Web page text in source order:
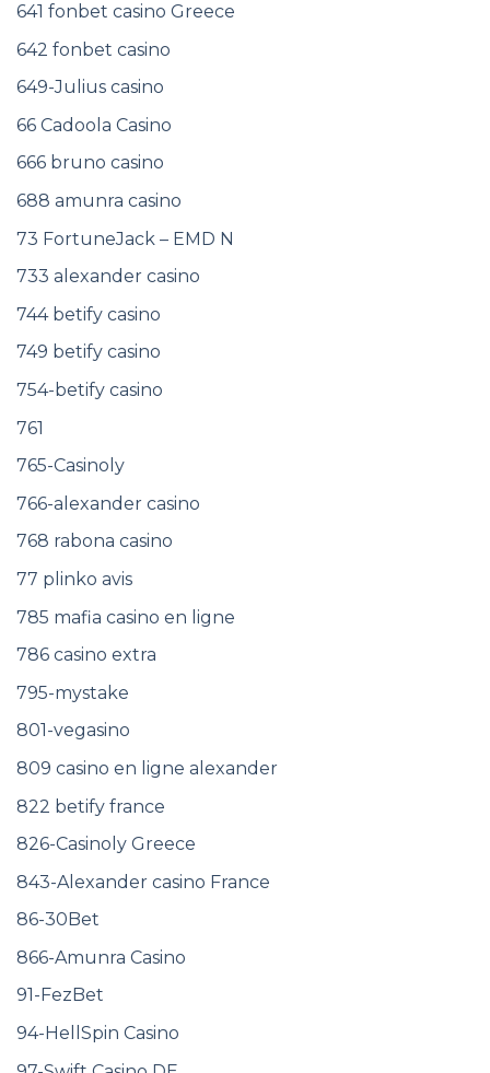
641 fonbet casino Greece
642 fonbet casino
649-Julius casino
66 Cadoola Casino
666 bruno casino
688 amunra casino
73 FortuneJack – EMD N
733 alexander casino
744 betify casino
749 betify casino
754-betify casino
761
765-Casinoly
766-alexander casino
768 rabona casino
77 plinko avis
785 mafia casino en ligne
786 casino extra
795-mystake
801-vegasino
809 casino en ligne alexander
822 betify france
826-Casinoly Greece
843-Alexander casino France
86-30Bet
866-Amunra Casino
91-FezBet
94-HellSpin Casino